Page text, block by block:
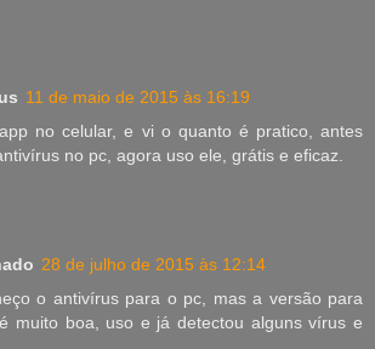
11 de maio de 2015 às 16:19
no celular, e vi o quanto é pratico, antes
no pc, agora uso ele, grátis e eficaz.
28 de julho de 2015 às 12:14
o antivírus para o pc, mas a versão para
muito boa, uso e já detectou alguns vírus e